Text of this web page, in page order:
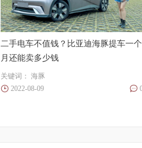
二手电车不值钱？比亚迪海豚提车一个
月还能卖多少钱
关键词： 海豚
2022-08-09